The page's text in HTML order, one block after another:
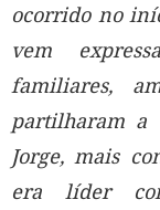
ocorrido no
vem
familiares,
partilharam a
Jorge, mais
era líder